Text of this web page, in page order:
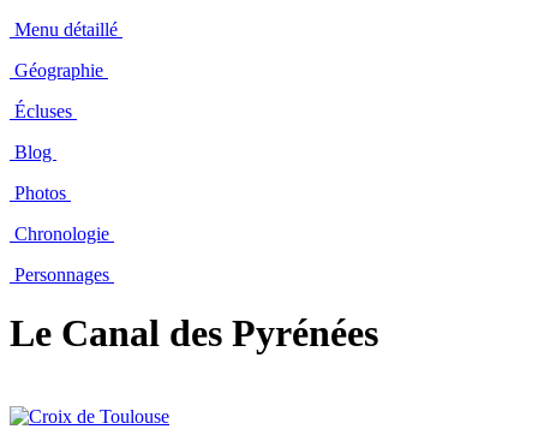
Menu détaillé
Géographie
Écluses
Blog
Photos
Chronologie
Personnages
Le Canal des Pyrénées